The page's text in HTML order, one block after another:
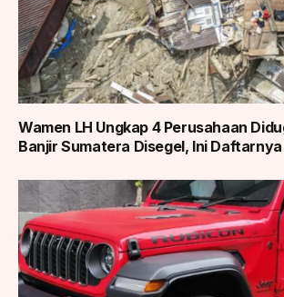
Wamen LH Ungkap 4 Perusahaan
Banjir Sumatera Disegel, Ini Daftarnya